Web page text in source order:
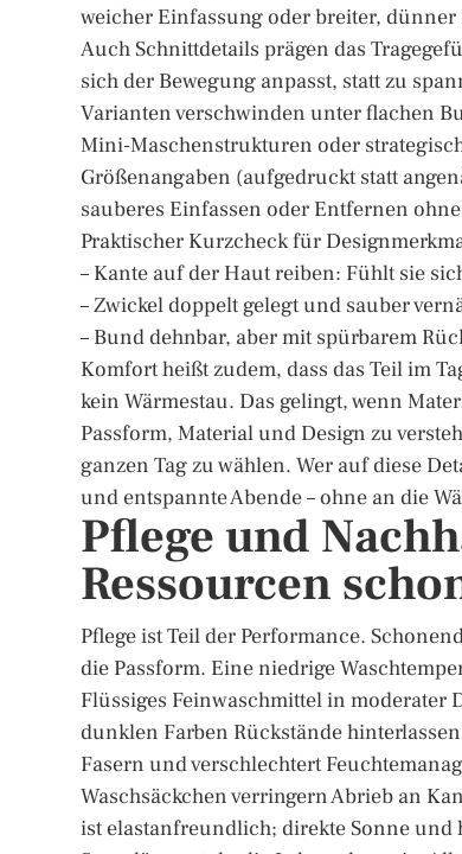
weicher Einfassung oder breiter,
Auch Schnittdetails prägen das
sich der Bewegung anpasst, statt zu
Varianten verschwinden unter flachen
Mini-Maschenstrukturen oder
Größenangaben (aufgedruckt statt
sauberes Einfassen oder Entfernen
Praktischer Kurzcheck für
– Kante auf der Haut reiben: Fühlt sie
– Zwickel doppelt gelegt und sauber
– Bund dehnbar, aber mit spürbarem
Komfort heißt zudem, dass das Teil im
kein Wärmestau. Das gelingt, wenn
Passform, Material und Design zu
ganzen Tag zu wählen. Wer auf diese
und entspannte Abende – ohne an die
Pflege und
Ressourcen
Pflege ist Teil der Performance.
die Passform. Eine niedrige
Flüssiges Feinwaschmittel in moderater
dunklen Farben Rückstände
Fasern und verschlechtert
Waschsäckchen verringern Abrieb an
ist elastanfreundlich; direkte Sonne und